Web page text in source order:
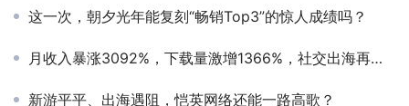
这一次，朝夕光年能复刻“畅销Top3”的惊人成绩吗？
月收入暴涨3092%，下载量激增1366%，社交出海再创文化社区新范式
新游平平、出海遇阻，恺英网络还能一路高歌？